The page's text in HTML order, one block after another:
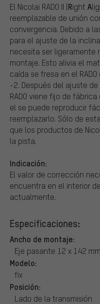
El Nicolai RADO II (Right A
reemplazable de unión
convergencia. Debido a
para el ajuste de la
necesita ser ligeramente
montaje. Esto alivia el
caída se fresa en el
-2. Después del ajuste
RADO viene fijo de
el se puede reproducir
reemplazarlo. Sólo de
que los productos de
la pista.
Indicación:
El valor de corrección
encuentra en el interior
actualmente.
Especificaciones:
Ancho de montaje:
Eje pasante 12 x 142 mm
Modelo:
fix
Posición:
Lado de la transmisión